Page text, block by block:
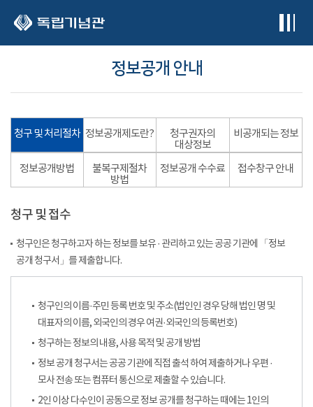
정보공개 안내
청구 및 처리절차 정보공개제도란?
청구권자의
대상정보
비공개되는 정보
정보공개방법
불복구제절차
방법
정보공개 수수료 접수창구 안내
청구 및 접수
청구인은 청구하고자 하는 정보를 보유 · 관리하고 있는 공공 기관에 「정보
공개 청구서」를 제출합니다.
청구인의 이름·주민 등록 번호 및 주소(법인인 경우 당해 법인 명 및
대표자의 이름, 외국인의 경우 여권·외국인의 등록번호)
청구하는 정보의 내용, 사용 목적 및 공개 방법
정보 공개 청구서는 공공 기관에 직접 출석 하여 제출하거나 우편 ·
모사 전송 또는 컴퓨터 통신으로 제출할 수 있습니다.
2인 이상 다수인이 공동으로 정보 공개를 청구하는 때에는 1인의